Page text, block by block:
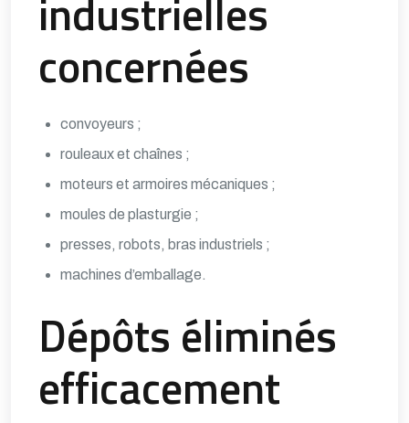
industrielles
concernées
convoyeurs ;
rouleaux et chaînes ;
moteurs et armoires mécaniques ;
moules de plasturgie ;
presses, robots, bras industriels ;
machines d’emballage.
Dépôts éliminés
efficacement